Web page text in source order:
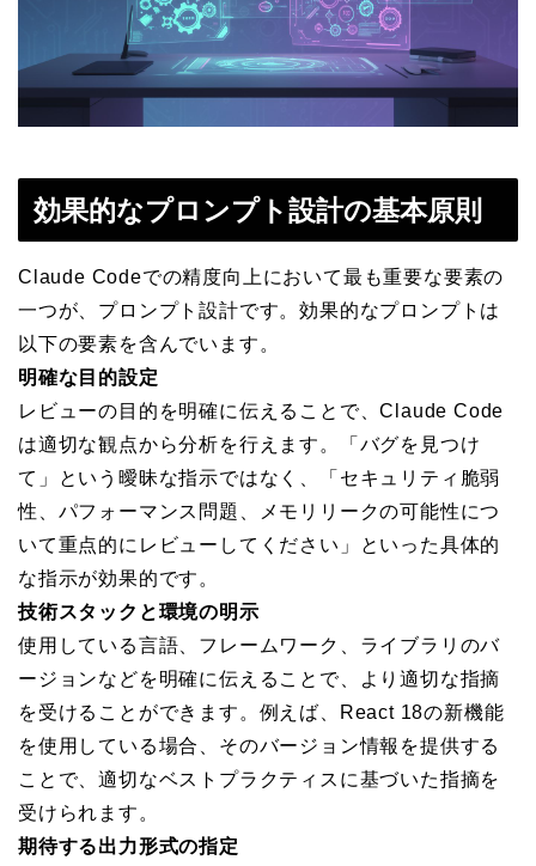
効果的なプロンプト設計の基本原則
Claude Codeでの精度向上において最も重要な要素の
一つが、プロンプト設計です。効果的なプロンプトは
以下の要素を含んでいます。
明確な目的設定
レビューの目的を明確に伝えることで、Claude Code
は適切な観点から分析を行えます。「バグを見つけ
て」という曖昧な指示ではなく、「セキュリティ脆弱
性、パフォーマンス問題、メモリリークの可能性につ
いて重点的にレビューしてください」といった具体的
な指示が効果的です。
技術スタックと環境の明示
使用している言語、フレームワーク、ライブラリのバ
ージョンなどを明確に伝えることで、より適切な指摘
を受けることができます。例えば、React 18の新機能
を使用している場合、そのバージョン情報を提供する
ことで、適切なベストプラクティスに基づいた指摘を
受けられます。
期待する出力形式の指定